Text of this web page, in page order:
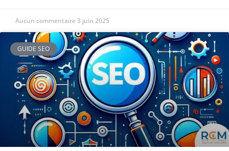
Aucun commentaire 3 juin 2025
GUIDE SEO